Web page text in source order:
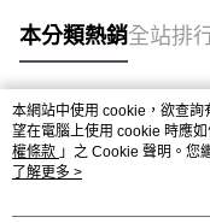
本分類熱銷全站排
熱門標籤
本網站中使用 cookie，欲查
望在電腦上使用 cookie 時應
權條款 」之 Cookie 聲明。您
用條款之 Cookie 聲明使用
了解更多 >